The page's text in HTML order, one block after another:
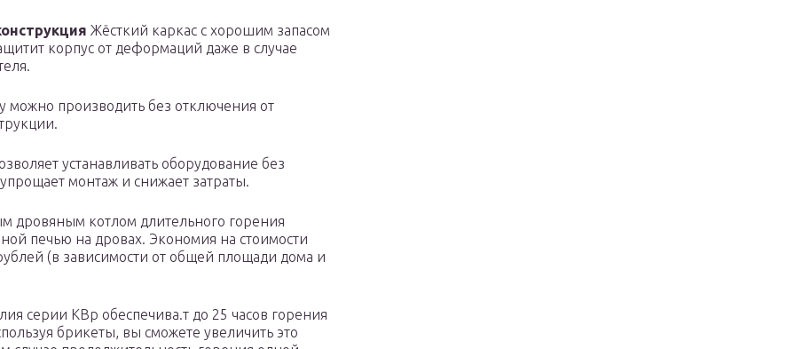
Жёсткий каркас с хорошим запасом
корпус от деформаций даже в случае
можно производить без отключения от
устанавливать оборудование без
монтаж и снижает затраты.
дровяным котлом длительного горения
печью на дровах. Экономия на стоимости
(в зависимости от общей площади дома и
серии КВр обеспечива.т до 25 часов горения
брикеты, вы сможете увеличить это